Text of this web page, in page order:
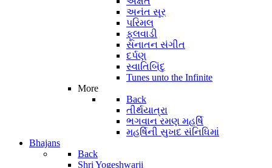
અનંત સૂર
પરિમલ
ફૂલવાડી
સનાતન સંગીત
દર્પણ
સ્વાતિબિંદુ
Tunes unto the Infinite
More
Back
તીર્થયાત્રા
ભગવાન રમણ મહર્ષિ
મહર્ષિની સુખદ સંનિધિમાં
Bhajans
Back
Shri Yogeshwarji